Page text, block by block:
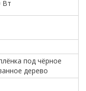
Вт
под чёрное
дерево